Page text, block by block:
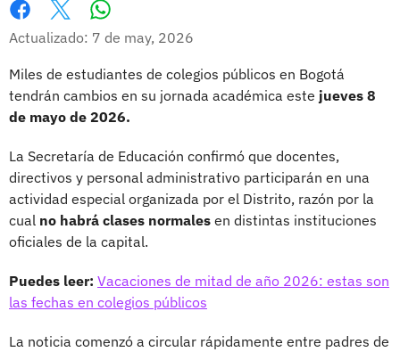
Facebook
X
Actualizado: 7 de may, 2026
Miles de estudiantes de colegios públicos en Bogotá
tendrán cambios en su jornada académica este jueves 8
de mayo de 2026.
La Secretaría de Educación confirmó que docentes,
directivos y personal administrativo participarán en una
actividad especial organizada por el Distrito, razón por la
cual no habrá clases normales en distintas instituciones
oficiales de la capital.
Puedes leer: Vacaciones de mitad de año 2026: estas son
las fechas en colegios públicos
La noticia comenzó a circular rápidamente entre padres de